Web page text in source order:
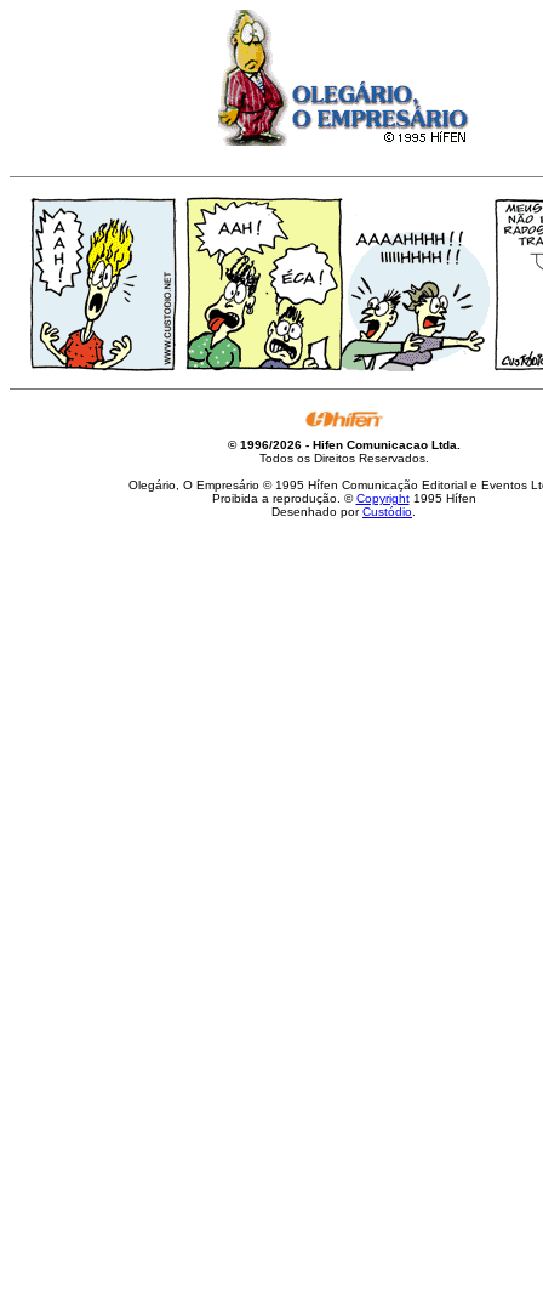
© 1996/2026 - Hifen Comunicacao Ltda.
Todos os Direitos Reservados.
Olegário, O Empresário © 1995 Hífen Comunicação Editorial e Eventos
Proibida a reprodução. ©Copyright1995 Hífen
Desenhado porCustódio